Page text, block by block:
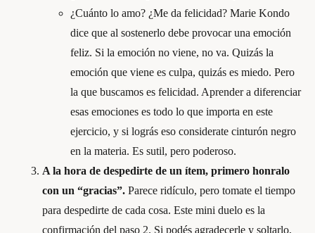
¿Cuánto lo amo? ¿Me da felicidad? Marie Kondo
dice que al sostenerlo debe provocar una emoción
feliz. Si la emoción no viene, no va. Quizás la
emoción que viene es culpa, quizás es miedo. Pero
la que buscamos es felicidad. Aprender a diferenciar
esas emociones es todo lo que importa en este
ejercicio, y si lográs eso considerate cinturón negro
en la materia. Es sutil, pero poderoso.
A la hora de despedirte de un ítem, primero honralo
con un “gracias”. Parece ridículo, pero tomate el tiempo
para despedirte de cada cosa. Este mini duelo es la
confirmación del paso 2. Si podés agradecerle y soltarlo,